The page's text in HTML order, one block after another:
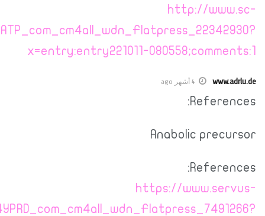
weiler1946.de/index.php/
nachbar.at/Neuigkeiten/index.php/